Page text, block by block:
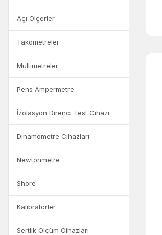
Açı Ölçerler
Takometreler
Multimetreler
Pens Ampermetre
İzolasyon Direnci Test Cihazı
Dinamometre Cihazları
Newtonmetre
Shore
Kalibratörler
Sertlik Ölçüm Cihazları